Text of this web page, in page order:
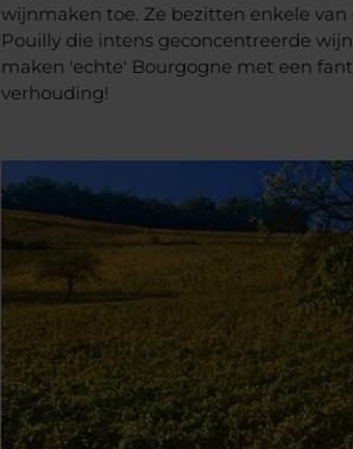
wijnmaken toe. Ze bezitten enkele
Pouilly die intens geconcentreerde
maken 'echte' Bourgogne met een
verhouding!